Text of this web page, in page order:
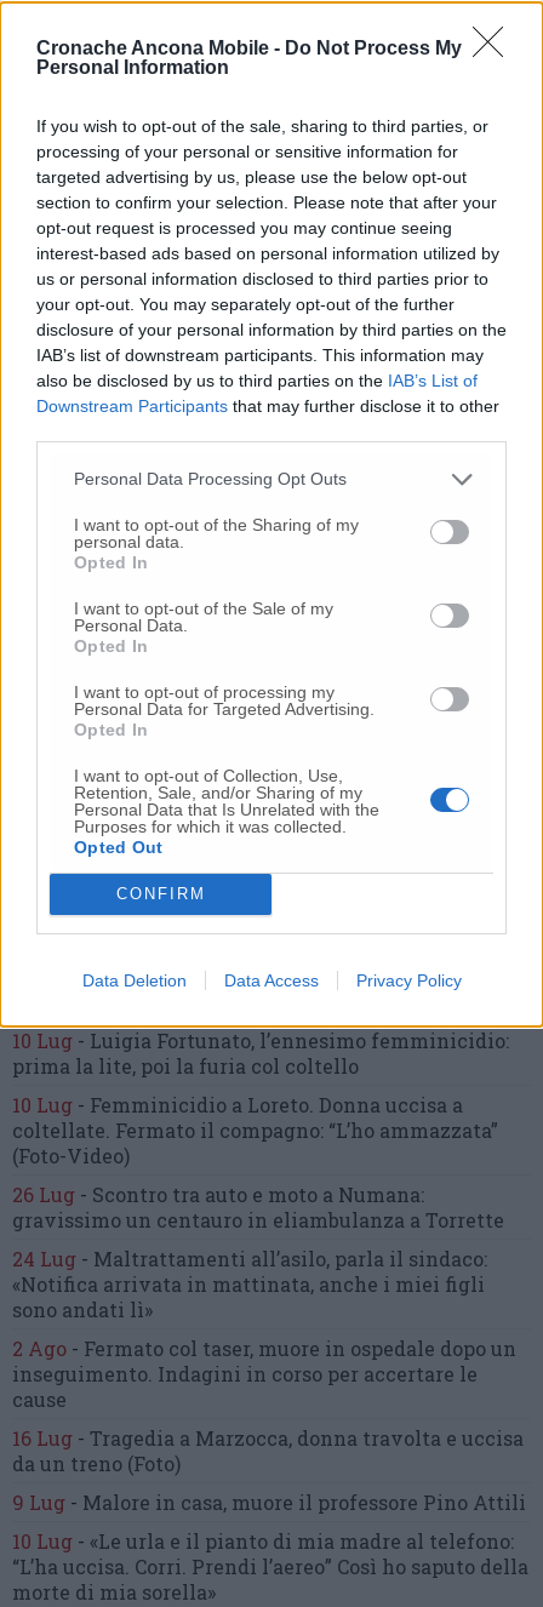
Cronache Ancona Mobile - Do Not Process My
Personal Information
If you wish to opt-out of the sale, sharing to third parties, or
processing of your personal or sensitive information for
targeted advertising by us, please use the below opt-out
section to confirm your selection. Please note that after your
opt-out request is processed you may continue seeing
interest-based ads based on personal information utilized by
us or personal information disclosed to third parties prior to
your opt-out. You may separately opt-out of the further
disclosure of your personal information by third parties on the
IAB’s list of downstream participants. This information may
also be disclosed by us to third parties on the IAB’s List of
Downstream Participants that may further disclose it to other
Personal Data Processing Opt Outs
I want to opt-out of the Sharing of my
personal data.
Opted In
I want to opt-out of the Sale of my
Personal Data.
Opted In
I want to opt-out of processing my
Personal Data for Targeted Advertising.
Opted In
I want to opt-out of Collection, Use,
Retention, Sale, and/or Sharing of my
Personal Data that Is Unrelated with the
Purposes for which it was collected.
Opted Out
CONFIRM
Data Deletion Data Access Privacy Policy
invitate ad esprimere insieme a tutti i
cittadini la loro partecipazione al lutto.
Bare, lacrime e tanto dolore: i funerali per le
quattro vittime di Ostra al campo sportivo di
Pianello
© RIPRODUZIONE RISERVATA
Vai alla home
Commenti
Nessun commento presente
Commenta
Commenta l'articolo
Gli articoli più letti
-Bimbi costretti a colpirsi da solie lasciati al
10 Lug - Luigia Fortunato, l’ennesimo femminicidio:
prima la lite, poi la furia col coltello
10 Lug - Femminicidio a Loreto. Donna uccisa a
coltellate. Fermato il compagno: “L’ho ammazzata”
(Foto-Video)
26 Lug - Scontro tra auto e moto a Numana:
gravissimo un centauro in eliambulanza a Torrette
24 Lug - Maltrattamenti all’asilo, parla il sindaco:
«Notifica arrivata in mattinata, anche i miei figli
sono andati lì»
2 Ago - Fermato col taser, muore in ospedale dopo un
inseguimento. Indagini in corso per accertare le
cause
16 Lug - Tragedia a Marzocca, donna travolta e uccisa
da un treno (Foto)
9 Lug - Malore in casa, muore il professore Pino Attili
10 Lug - «Le urla e il pianto di mia madre al telefono:
“L’ha uccisa. Corri. Prendi l’aereo” Così ho saputo della
morte di mia sorella»